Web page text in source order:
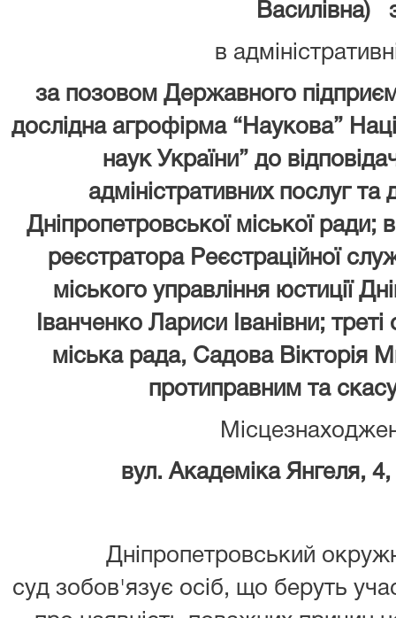
Василівна)
в
за позовом Державного
дослідна агрофірма “Наукова”
наук України” до
адміністративних послуг та
Дніпропетровської міської ради;
реєстратора Реєстраційної
міського управління юстиції
Іванченко Лариси Іванівни;
міська рада, Садова Вікторія
протиправним та
вул. Академіка Янгеля,
Дніпропетровський
суд зобов'язує осіб, що беруть